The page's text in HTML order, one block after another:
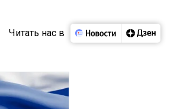
Читать нас в